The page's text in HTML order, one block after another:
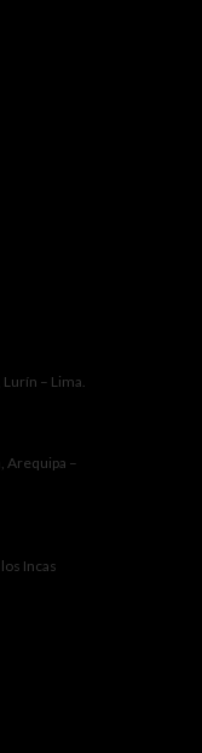
Lurín – Lima.
Arequipa –
Incas